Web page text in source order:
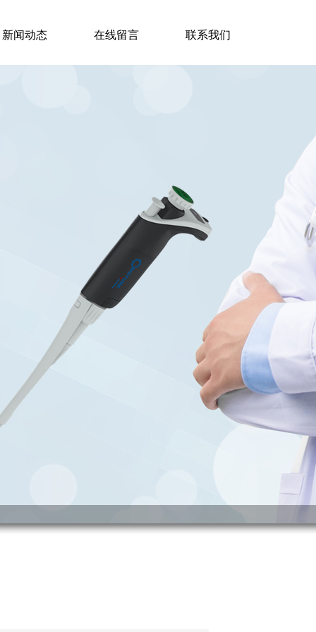
新闻动态 在线留言 联系我们